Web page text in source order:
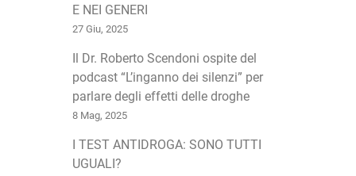
E NEI GENERI
27 Giu, 2025
Il Dr. Roberto Scendoni ospite del
podcast “L’inganno dei silenzi” per
parlare degli effetti delle droghe
8 Mag, 2025
I TEST ANTIDROGA: SONO TUTTI
UGUALI?